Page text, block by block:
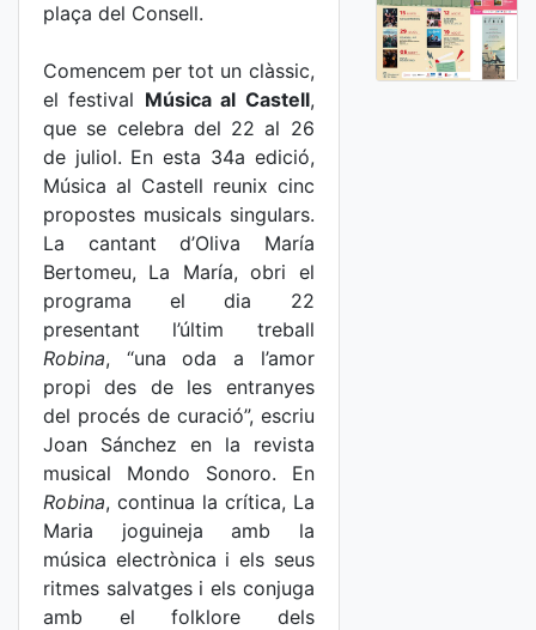
plaça del Consell.
Comencem per tot un clàssic,
el festival Música al Castell,
que se celebra del 22 al 26
de juliol. En esta 34a edició,
Música al Castell reunix cinc
propostes musicals singulars.
La cantant d’Oliva María
Bertomeu, La María, obri el
programa el dia 22
presentant l’últim treball
Robina, “una oda a l’amor
propi des de les entranyes
del procés de curació”, escriu
Joan Sánchez en la revista
musical Mondo Sonoro. En
Robina, continua la crítica, La
Maria joguineja amb la
música electrònica i els seus
ritmes salvatges i els conjuga
amb el folklore dels